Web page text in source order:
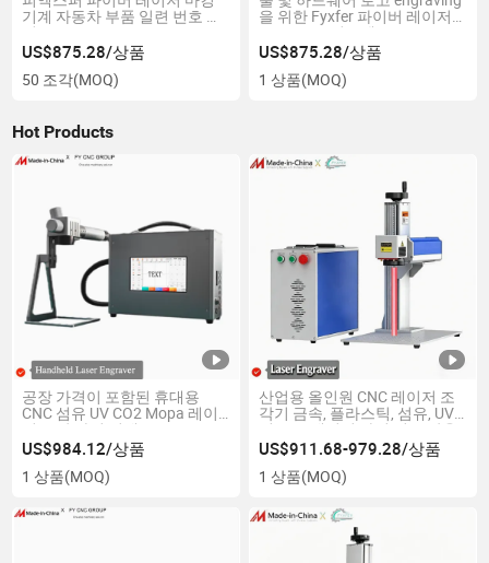
기계 자동차 부품 일련 번호 마
킹
US$875.28/상품
50 조각(MOQ)
을 위한 Fyxfer 파이버 레이저
engraving 시스템
US$875.28/상품
1 상품(MOQ)
Hot Products
공장 가격이 포함된 휴대용
CNC 섬유 UV CO2 Mopa 레이
저 조각 마킹 기계
US$984.12/상품
1 상품(MOQ)
산업용 올인원 CNC 레이저 조
각기 금속, 플라스틱, 섬유, UV
및 CO2 레이저 마킹 및 조각용
US$911.68-979.28/상품
1 상품(MOQ)